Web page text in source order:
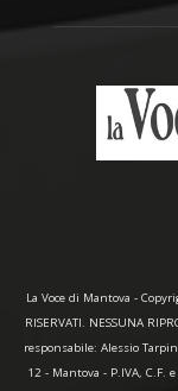
La Voce di Mantova -
RISERVATI. NESSUNA
responsabile: Alessio
12 - Mantova - P.IVA, C.F.